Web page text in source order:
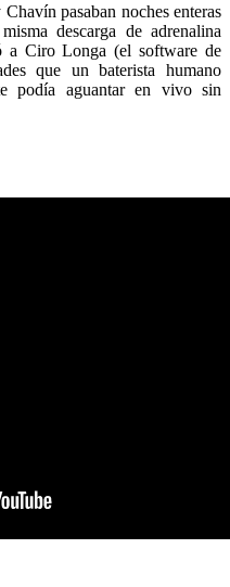
pasaban noches enteras
descarga de adrenalina
a Ciro Longa (el software de
que un baterista humano
podía aguantar en vivo sin